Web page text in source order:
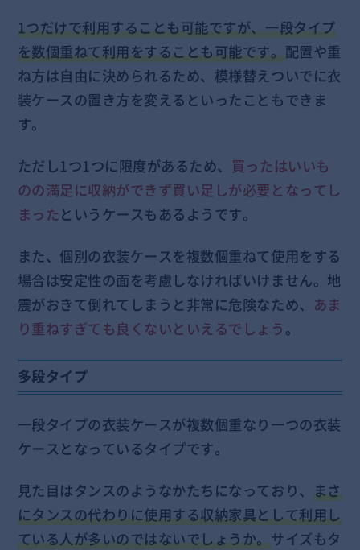
1つだけで利用することも可能ですが、一段タイプ
を数個重ねて利用をすることも可能です。配置や重
ね方は自由に決められるため、模様替えついでに衣
装ケースの置き方を変えるといったこともできま
す。
ただし1つ1つに限度があるため、 買ったはいいも
のの満足に収納ができず買い足しが必要となってし
まったというケースもあるようです。
また、個別の衣装ケースを複数個重ねて使用をする
場合は安定性の面を考慮しなければいけません。地
震がおきて倒れてしまうと非常に危険なため、 あま
り重ねすぎても良くないといえるでしょう。
多段タイプ
一段タイプの衣装ケースが複数個重なり一つの衣装
ケースとなっているタイプです。
見た目はタンスのようなかたちになっており、 まさ
にタンスの代わりに使用する収納家具として利用し
ている人が多いのではないでしょうか。サイズもタ